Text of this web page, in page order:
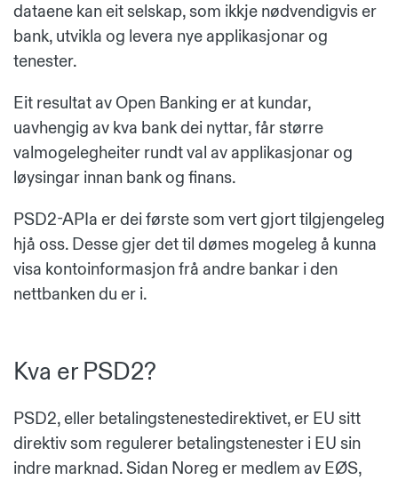
dataene kan eit selskap, som ikkje nødvendigvis er
bank, utvikla og levera nye applikasjonar og
tenester.
Eit resultat av Open Banking er at kundar,
uavhengig av kva bank dei nyttar, får større
valmogelegheiter rundt val av applikasjonar og
løysingar innan bank og finans.
PSD2-APIa er dei første som vert gjort tilgjengeleg
hjå oss. Desse gjer det til dømes mogeleg å kunna
visa kontoinformasjon frå andre bankar i den
nettbanken du er i.
Kva er PSD2?
PSD2, eller betalingstenestedirektivet, er EU sitt
direktiv som regulerer betalingstenester i EU sin
indre marknad. Sidan Noreg er medlem av EØS,